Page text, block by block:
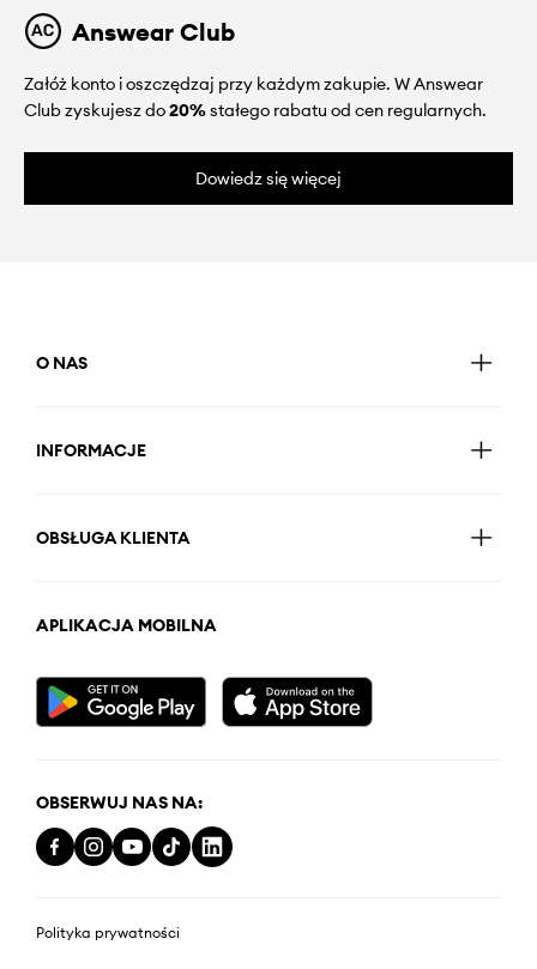
Answear Club
Załóż konto i oszczędzaj przy każdym zakupie. W Answear
Club zyskujesz do20%stałego rabatu od cen regularnych.
Dowiedz się więcej
O NAS
INFORMACJE
OBSŁUGA KLIENTA
APLIKACJA MOBILNA
OBSERWUJ NAS NA:
Polityka prywatności